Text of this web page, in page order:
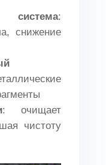
:
снижение
: очищает
чистоту